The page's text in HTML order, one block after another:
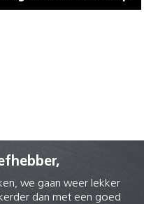
we gaan weer lekker
dan met een goed